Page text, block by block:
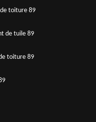
toiture 89
de tuile 89
toiture 89